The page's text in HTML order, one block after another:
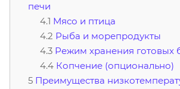
печи
Мясо и птица
Рыба и морепродукты
Режим хранения готовых
Копчение (опционально)
Преимущества